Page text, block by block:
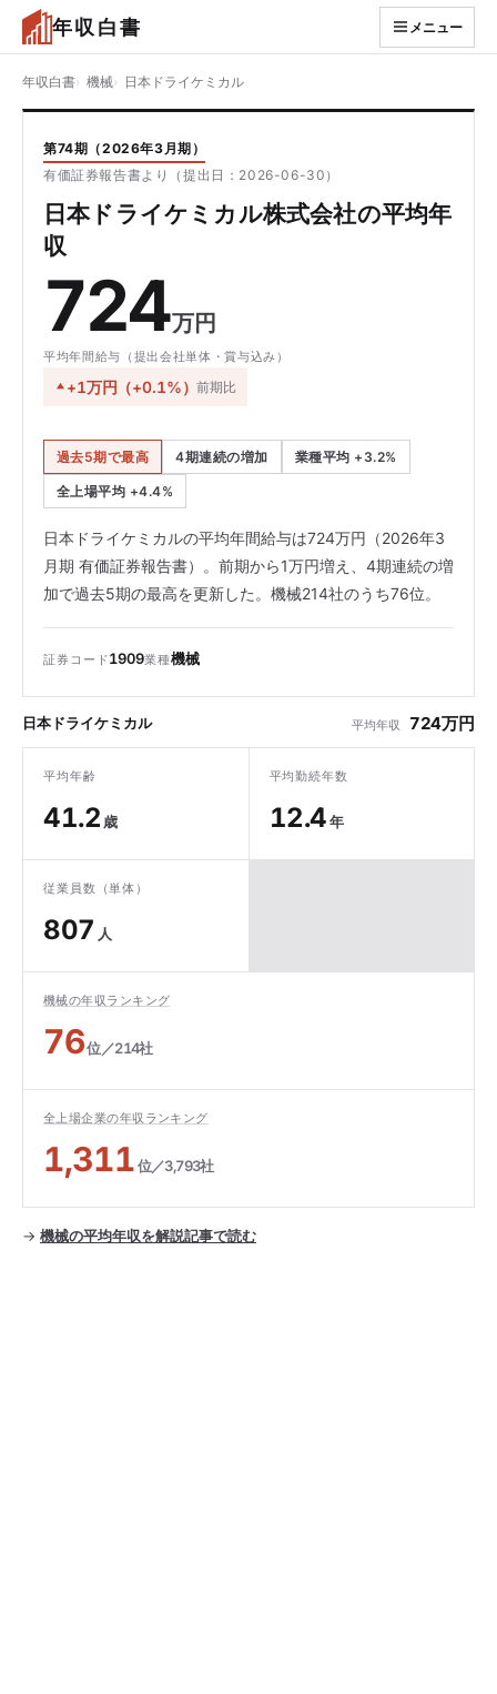
年収白書 メニュー
年収白書 機械 日本ドライケミカル
第74期（2026年3月期）
有価証券報告書より（提出日：2026-06-30）
日本ドライケミカル株式会社の平均年
収
724万円
平均年間給与（提出会社単体・賞与込み）
+1万円（+0.1%）前期比
過去5期で最高 4期連続の増加 業種平均 +3.2%
全上場平均 +4.4%
日本ドライケミカルの平均年間給与は724万円（2026年3
月期 有価証券報告書）。前期から1万円増え、4期連続の増
加で過去5期の最高を更新した。機械214社のうち76位。
証券コード1909業種機械
日本ドライケミカル 平均年収 724万円
平均年齢
41.2 歳
平均勤続年数
12.4年
従業員数（単体）
807 人
機械の年収ランキング
76位／214社
全上場企業の年収ランキング
1,311位／3,793社
→ 機械の平均年収を解説記事で読む